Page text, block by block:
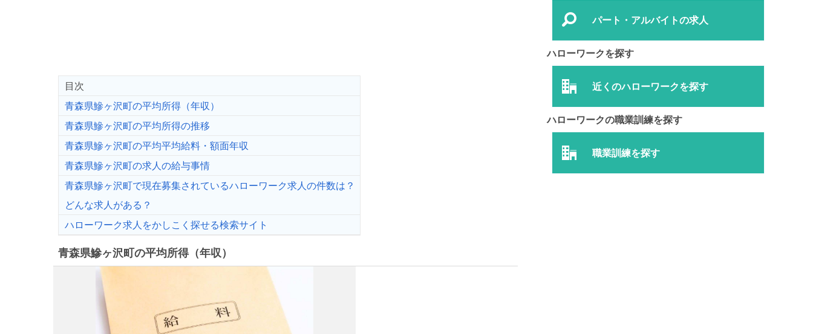
目次
青森県鰺ヶ沢町の平均所得（年収）
青森県鰺ヶ沢町の平均所得の推移
青森県鰺ヶ沢町の平均平均給料・額面年収
青森県鰺ヶ沢町の求人の給与事情
青森県鰺ヶ沢町で現在募集されているハローワーク求人の件数は？
どんな求人がある？
ハローワーク求人をかしこく探せる検索サイト
青森県鰺ヶ沢町の平均所得（年収）
パート・アルバイトの求人
ハローワークを探す
近くのハローワークを探す
ハローワークの職業訓練を探す
職業訓練を探す